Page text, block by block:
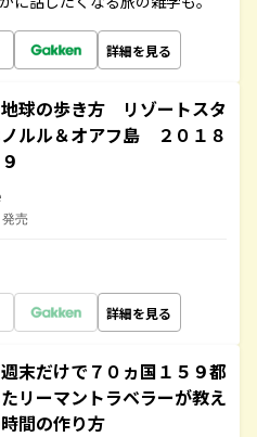
詳細を見る
球の歩き方 リゾートスタ
ルル＆オアフ島 ２０１８
売
詳細を見る
末だけで７０ヵ国１５９都
リーマントラベラーが教え
間の作り方